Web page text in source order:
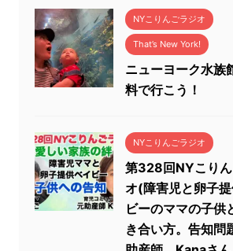
NYこりんごラジオ
That’s New York!
ニューヨーク水族
料で行こう！
NYこりんごラジオ
第328回NYこり
オ(障害児と卵子
ビーのママの子供
き合い方。告知問